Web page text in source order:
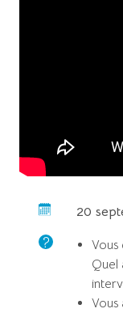
20
Vous
Quel
Vous